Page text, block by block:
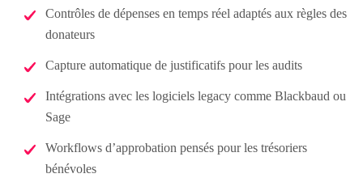
Contrôles de dépenses en temps réel adaptés aux règles des
donateurs
Capture automatique de justificatifs pour les audits
Intégrations avec les logiciels legacy comme Blackbaud ou
Sage
Workflows d’approbation pensés pour les trésoriers
bénévoles